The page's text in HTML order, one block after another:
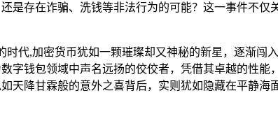
是存在诈骗、洗钱等非法行为的可能？这一事件不仅
代,加密货币犹如一颗璀璨却又神秘的新星，逐渐
字钱包领域中声名远扬的佼佼者，凭借其卓越的性
天降甘霖般的意外之喜背后，实则犹如隐藏在平静海